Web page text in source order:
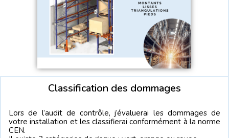
Classification des dommages
Lors de l’audit de contrôle, j’évaluerai les dommages de
votre installation et les classifierai conformément à la norme
CEN.